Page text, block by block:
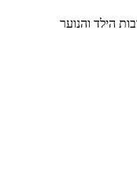
הילד והנוער